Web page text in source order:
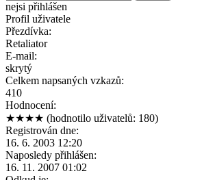
nejsi přihlášen
Profil uživatele
Přezdívka:
Retaliator
E-mail:
skrytý
Celkem napsaných vzkazů:
410
Hodnocení:
★★★★ (hodnotilo uživatelů: 180)
Registrován dne:
16. 6. 2003 12:20
Naposledy přihlášen:
16. 11. 2007 01:02